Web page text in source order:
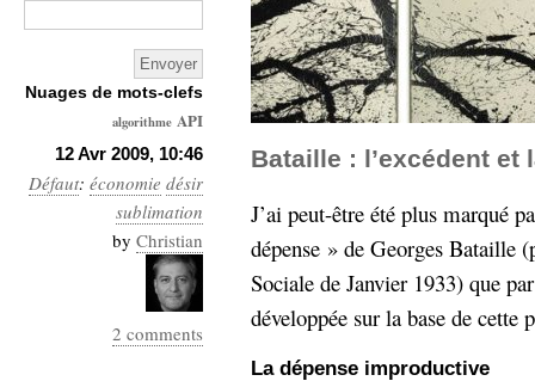
12 Avr 2009, 10:46
Défaut: économie désir
sublimation
by Christian
2 comments
Bataille : l’excédent et
J’ai peut-être été plus marqué
dépense » de Georges Bataille
Sociale de Janvier 1933) que
développée sur la base de cette
La dépense improductive
Nuages de mots-clefs
algorithme API
Architecture
Ars-
Industrialis
business_model
cinéma
Cloud